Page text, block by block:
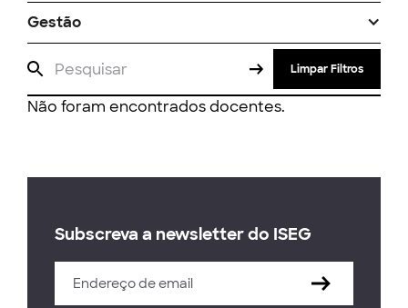
Gestão
Limpar Filtros
Não foram encontrados docentes.
Subscreva a newsletter do ISEG